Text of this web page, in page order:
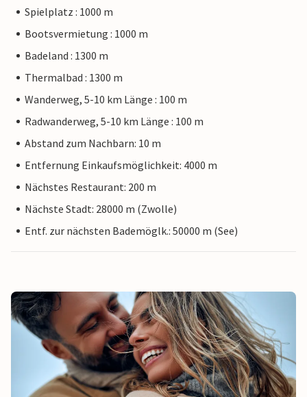
Spielplatz : 1000 m
Bootsvermietung : 1000 m
Badeland : 1300 m
Thermalbad : 1300 m
Wanderweg, 5-10 km Länge : 100 m
Radwanderweg, 5-10 km Länge : 100 m
Abstand zum Nachbarn: 10 m
Entfernung Einkaufsmöglichkeit: 4000 m
Nächstes Restaurant: 200 m
Nächste Stadt: 28000 m (Zwolle)
Entf. zur nächsten Bademöglk.: 50000 m (See)